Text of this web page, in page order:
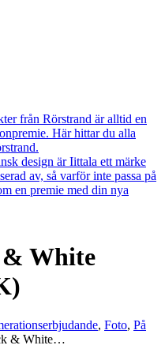
från Rörstrand är alltid en
Här hittar du alla
design är Iittala ett märke
av, så varför inte passa på
en premie med din nya
White
, Foto, På
& White…